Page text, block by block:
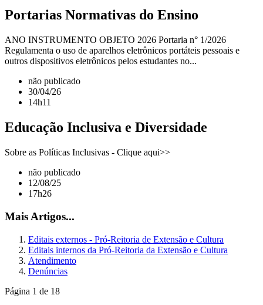
Portarias Normativas do Ensino
ANO INSTRUMENTO OBJETO 2026 Portaria n° 1/2026
Regulamenta o uso de aparelhos eletrônicos portáteis pessoais e
outros dispositivos eletrônicos pelos estudantes no...
não publicado
30/04/26
14h11
Educação Inclusiva e Diversidade
Sobre as Políticas Inclusivas - Clique aqui>>
não publicado
12/08/25
17h26
Mais Artigos...
Editais externos - Pró-Reitoria de Extensão e Cultura
Editais internos da Pró-Reitoria da Extensão e Cultura
Atendimento
Denúncias
Página 1 de 18